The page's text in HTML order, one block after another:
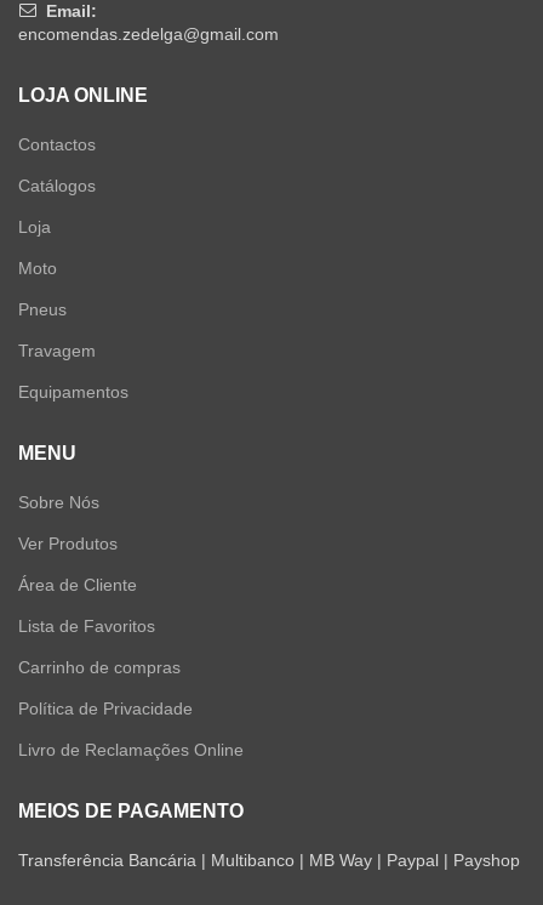
Email:
encomendas.zedelga@gmail.com
LOJA ONLINE
Contactos
Catálogos
Loja
Moto
Pneus
Travagem
Equipamentos
MENU
Sobre Nós
Ver Produtos
Área de Cliente
Lista de Favoritos
Carrinho de compras
Política de Privacidade
Livro de Reclamações Online
MEIOS DE PAGAMENTO
Transferência Bancária | Multibanco | MB Way | Paypal | Payshop